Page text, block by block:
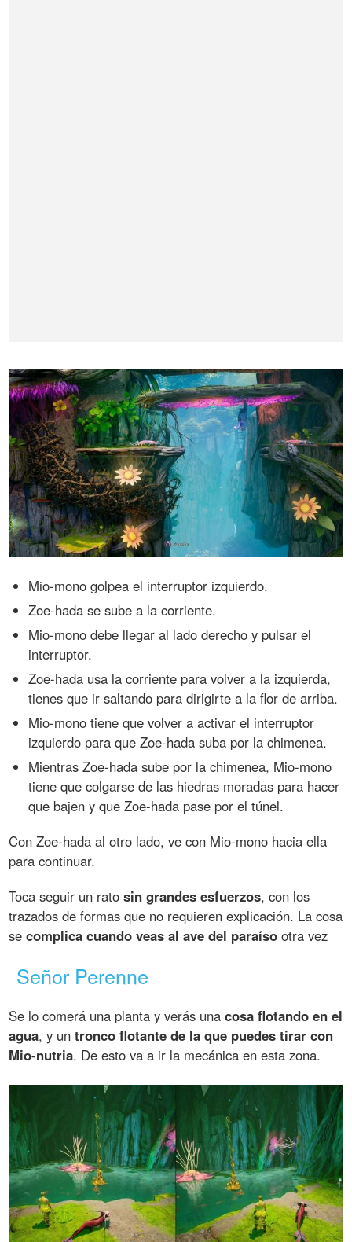
Mio-mono golpea el interruptor izquierdo.
Zoe-hada se sube a la corriente.
Mio-mono debe llegar al lado derecho y pulsar el
interruptor.
Zoe-hada usa la corriente para volver a la izquierda,
tienes que ir saltando para dirigirte a la flor de arriba.
Mio-mono tiene que volver a activar el interruptor
izquierdo para que Zoe-hada suba por la chimenea.
Mientras Zoe-hada sube por la chimenea, Mio-mono
tiene que colgarse de las hiedras moradas para hacer
que bajen y que Zoe-hada pase por el túnel.
Con Zoe-hada al otro lado, ve con Mio-mono hacia ella
para continuar.
Toca seguir un ratosin grandes esfuerzos, con los
trazados de formas que no requieren explicación. La cosa
secomplica cuando veas al ave del paraíso otra vez
Señor Perenne
Se lo comerá una planta y verás unacosa flotando en el
agua, y untronco flotante de la que puedes tirar con
Mio-nutria. De esto va a ir la mecánica en esta zona.